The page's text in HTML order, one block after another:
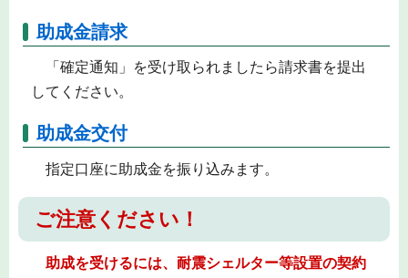
助成金請求
「確定通知」を受け取られましたら請求書を提出
してください。
助成金交付
指定口座に助成金を振り込みます。
ご注意ください！
助成を受けるには、耐震シェルター等設置の契約